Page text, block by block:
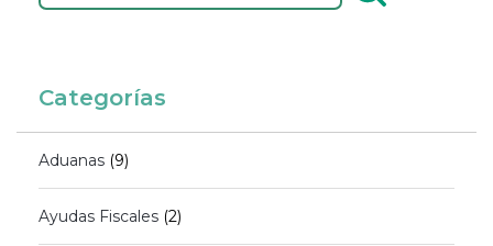
Categorías
Aduanas (9)
Ayudas Fiscales (2)